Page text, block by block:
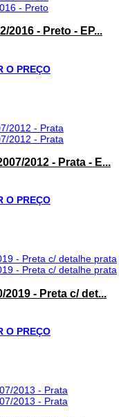
2016 - Preto - EP...
O PREÇO
2012 - Prata - E...
O PREÇO
2019 - Preta c/ det...
O PREÇO